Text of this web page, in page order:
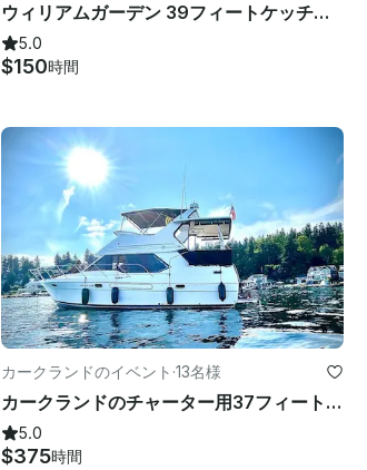
ウィリアムガーデン 39フィートケッチヨットバーホップシアトルエクスペリエンス
5.0
$150時間
カークランドのイベント ·13名様
カークランドのチャーター用37フィートベイライナーモーターヨット
5.0
$375時間